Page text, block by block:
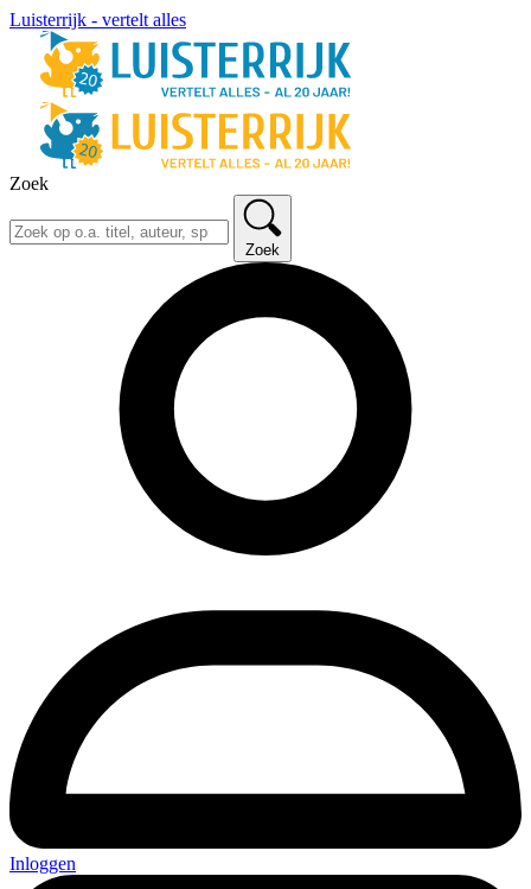
Luisterrijk - vertelt alles
Zoek
Zoek
Inloggen